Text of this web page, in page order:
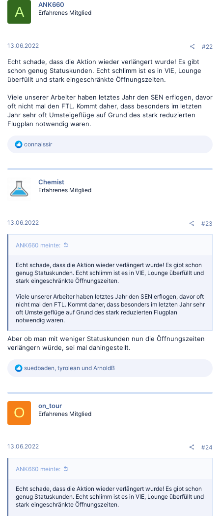
A ANK660
Erfahrenes Mitglied
13.06.2022 #22
Echt schade, dass die Aktion wieder verlängert wurde! Es gibt
schon genug Statuskunden. Echt schlimm ist es in VIE, Lounge
überfüllt und stark eingeschränkte Öffnungszeiten.
Viele unserer Arbeiter haben letztes Jahr den SEN erflogen, davor
oft nicht mal den FTL. Kommt daher, dass besonders im letzten
Jahr sehr oft Umsteigeflüge auf Grund des stark reduzierten
Flugplan notwendig waren.
R
k
o
n
:
connaissir
Chemist
Erfahrenes Mitglied
13.06.2022 #23
ANK660 meinte:
Echt schade, dass die Aktion wieder verlängert wurde! Es gibt schon
genug Statuskunden. Echt schlimm ist es in VIE, Lounge überfüllt und
stark eingeschränkte Öffnungszeiten.
Viele unserer Arbeiter haben letztes Jahr den SEN erflogen, davor oft
nicht mal den FTL. Kommt daher, dass besonders im letzten Jahr sehr
oft Umsteigeflüge auf Grund des stark reduzierten Flugplan
notwendig waren.
Aber ob man mit weniger Statuskunden nun die Öffnungszeiten
verlängern würde, sei mal dahingestellt.
R
k
o
:
suedbaden, tyrolean und ArnoldB
O on_tour
Erfahrenes Mitglied
13.06.2022 #24
ANK660 meinte:
Echt schade, dass die Aktion wieder verlängert wurde! Es gibt schon
genug Statuskunden. Echt schlimm ist es in VIE, Lounge überfüllt und
stark eingeschränkte Öffnungszeiten.